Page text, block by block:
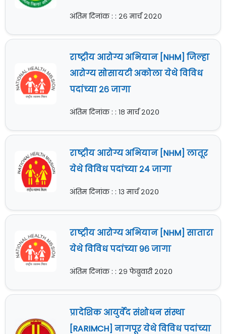
अंतिम दिनांक : : २६ मार्च २०२०
राष्ट्रीय आरोग्य अभियान [NHM] जिल्हा
आरोग्य सोसायटी अकोला येथे विविध
पदांच्या २६ जागा
अंतिम दिनांक : : १८ मार्च २०२०
राष्ट्रीय आरोग्य अभियान [NHM] लातूर
येथे विविध पदांच्या २४ जागा
अंतिम दिनांक : : १३ मार्च २०२०
राष्ट्रीय आरोग्य अभियान [NHM] सातारा
येथे विविध पदांच्या ९६ जागा
अंतिम दिनांक : : २९ फेब्रुवारी २०२०
प्रादेशिक आयुर्वेद संशोधन संस्था
[RARIMCH] नागपूर येथे विविध पदांच्या